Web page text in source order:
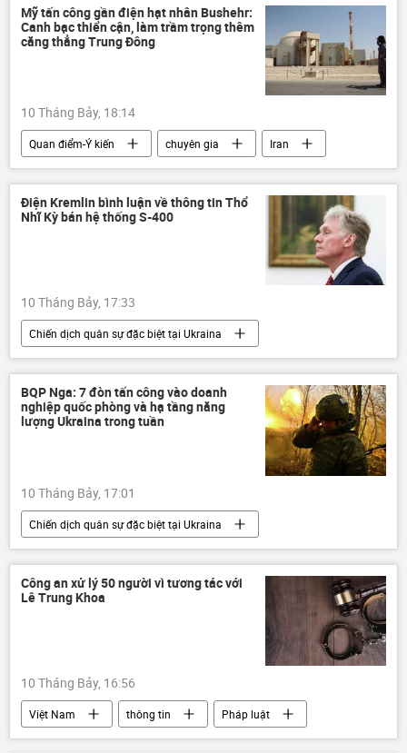
Mỹ tấn công gần điện hạt nhân Bushehr:
Canh bạc thiển cận, làm trầm trọng thêm
căng thẳng Trung Đông
10 Tháng Bảy, 18:14
Quan điểm-Ý kiến chuyên gia
Iran
Thế giới
Hoa Kỳ
eo biển Hormuz
Chính trị
Trung Đông
Điện Kremlin bình luận về thông tin Thổ
Nhĩ Kỳ bán hệ thống S-400
10 Tháng Bảy, 17:33
Chiến dịch quân sự đặc biệt tại Ukraina
Nga
Điện Kremlin
Chính trị
Thế giới
Vladimir Putin
Donald Trump
IAEA
S-400
BQP Nga: 7 đòn tấn công vào doanh
nghiệp quốc phòng và hạ tầng năng
lượng Ukraina trong tuần
10 Tháng Bảy, 17:01
Chiến dịch quân sự đặc biệt tại Ukraina
Nga
Quân đội Nga
Bộ Quốc phòng Nga
Thế giới
Quân sự
máy bay không người lái
DNR
Công an xử lý 50 người vì tương tác với
Lê Trung Khoa
10 Tháng Bảy, 16:56
Việt Nam thông tin
Pháp luật
Bộ Công an Việt Nam
Sơn La